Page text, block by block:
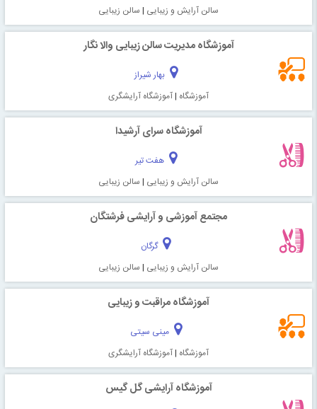
سالن آرایش و زیبایی | سالن زیبایی
آموزشگاه مدیریت سالن زیبایی والا نگار
بهار شیراز
آموزشگاه |آموزشگاه آرایشگری
آموزشگاه سرای آرشیدا
هفت تیر
سالن آرایش و زیبایی | سالن زیبایی
مجتمع آموزشی و آرایشی فرشتگان
گرگان
سالن آرایش و زیبایی | سالن زیبایی
آموزشگاه مراقبت و زیبایی
مینی سیتی
آموزشگاه |آموزشگاه آرایشگری
آموزشگاه آرایشی گل گیس